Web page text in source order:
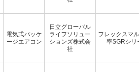
電気式パッケ
ージエアコン
日立グローバル
ライフソリュー
ションズ株式会
社
フレックスマ
率SGRシリ